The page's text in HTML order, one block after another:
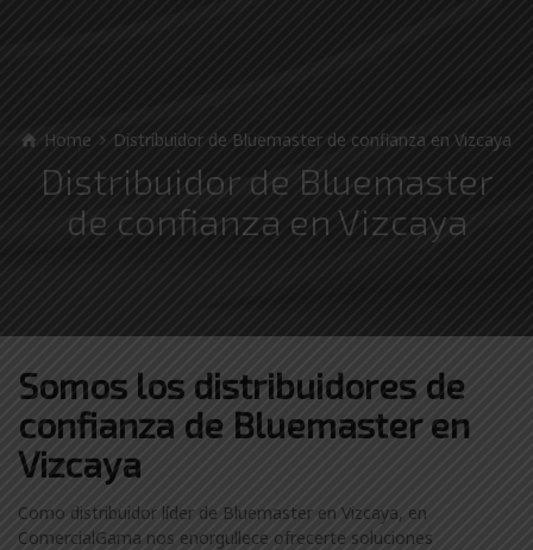
Home Distribuidor de Bluemaster de confianza en Vizcaya
Distribuidor de Bluemaster
de confianza en Vizcaya
Somos los distribuidores de
confianza de Bluemaster en
Vizcaya
Como distribuidor líder de Bluemaster en Vizcaya, en
ComercialGama nos enorgullece ofrecerte soluciones